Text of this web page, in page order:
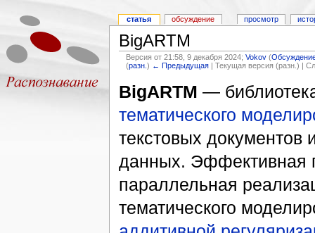
BigARTM
Версия от 21:58, 9 декабря 2024;Vokov (
(разн.) ← Предыдущая | Текущая версия (разн.) |
BigARTM —
тематического
текстовых документов
данных. Эффективная
параллельная
тематического
статья обсуждение просмотр